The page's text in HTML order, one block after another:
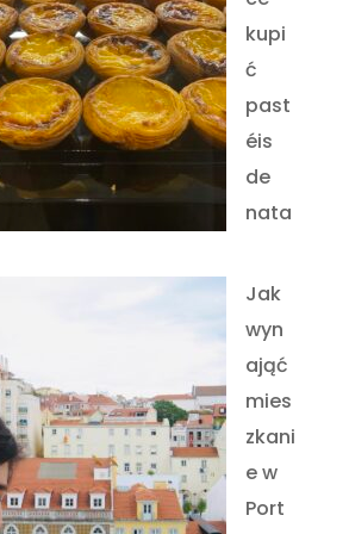
kupi
ć
past
éis
de
nata
Jak
wyn
ająć
mies
zkani
e w
Port